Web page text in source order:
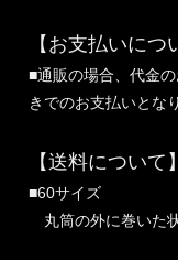
【お支払いにつ
■通販の場合、代金
きでのお支払いとな
【送料について】
■60サイズ
丸筒の外に巻いた